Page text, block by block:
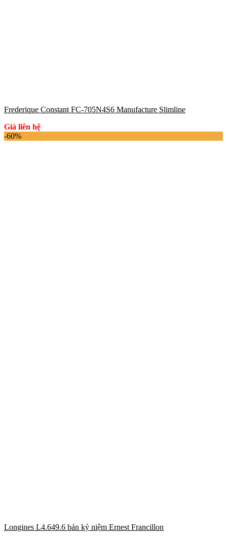
Frederique Constant FC-705N4S6 Manufacture Slimline
Giá liên hệ
-60%
Longines L4.649.6 bản kỷ niệm Ernest Francillon